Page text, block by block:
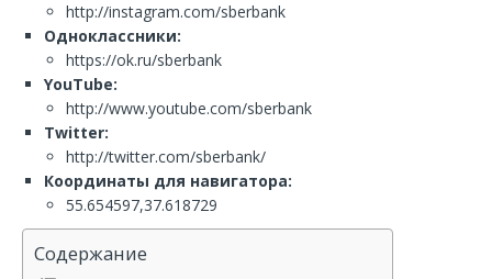
http://instagram.com/sberbank
Одноклассники:
https://ok.ru/sberbank
YouTube:
http://www.youtube.com/sberbank
Twitter:
http://twitter.com/sberbank/
Координаты для навигатора:
55.654597,37.618729
Содержание